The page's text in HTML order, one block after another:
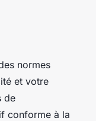
normes
et votre
de
conforme à la